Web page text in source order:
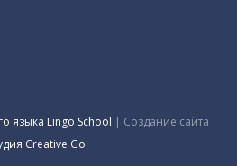
языка Lingo School | Создание сайта
Creative Go